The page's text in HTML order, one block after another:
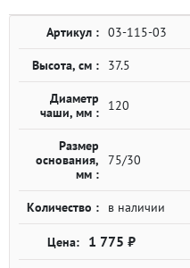
Артикул : 03-115-03
Высота, см : 37.5
Диаметр
чаши, мм :
120
Размер
основания,
мм :
75/30
Количество : в наличии
1 775 ₽